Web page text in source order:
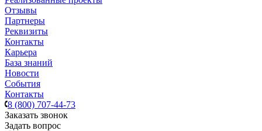
Отзывы
Партнеры
Реквизиты
Контакты
Карьера
База знаний
Новости
События
Контакты
8 (800) 707-44-73
Заказать звонок
Задать вопрос